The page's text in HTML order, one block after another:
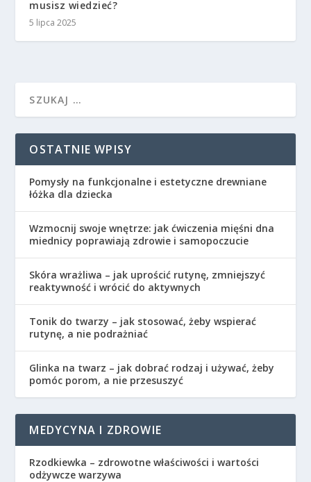
musisz wiedzieć?
5 lipca 2025
OSTATNIE WPISY
Pomysły na funkcjonalne i estetyczne drewniane
łóżka dla dziecka
Wzmocnij swoje wnętrze: jak ćwiczenia mięśni dna
miednicy poprawiają zdrowie i samopoczucie
Skóra wrażliwa – jak uprościć rutynę, zmniejszyć
reaktywność i wrócić do aktywnych
Tonik do twarzy – jak stosować, żeby wspierać
rutynę, a nie podrażniać
Glinka na twarz – jak dobrać rodzaj i używać, żeby
pomóc porom, a nie przesuszyć
MEDYCYNA I ZDROWIE
Rzodkiewka – zdrowotne właściwości i wartości
odżywcze warzywa